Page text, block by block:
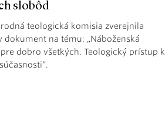
slobôd
teologická komisia zverejnila
dokument na tému: „Náboženská
dobro všetkých. Teologický prístup k